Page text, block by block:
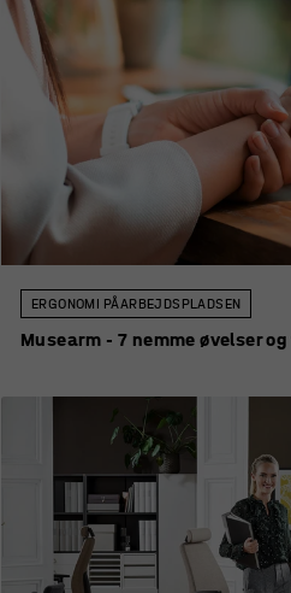
ERGONOMI PÅ ARBEJDSPLADSEN
Musearm - 7 nemme øvelser